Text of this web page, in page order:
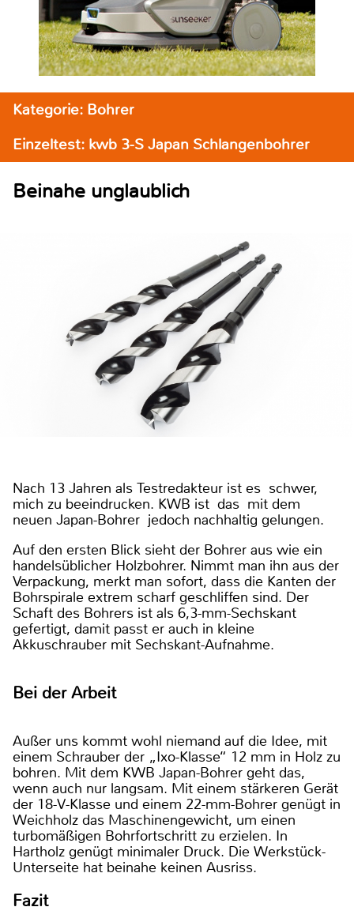
Kategorie: Bohrer
Einzeltest: kwb 3-S Japan Schlangenbohrer
Beinahe unglaublich
Nach 13 Jahren als Testredakteur ist es schwer,
mich zu beeindrucken. KWB ist das mit dem
neuen Japan-Bohrer jedoch nachhaltig gelungen.
Auf den ersten Blick sieht der Bohrer aus wie ein
handelsüblicher Holzbohrer. Nimmt man ihn aus der
Verpackung, merkt man sofort, dass die Kanten der
Bohrspirale extrem scharf geschliffen sind. Der
Schaft des Bohrers ist als 6,3-mm-Sechskant
gefertigt, damit passt er auch in kleine
Akkuschrauber mit Sechskant-Aufnahme.
Bei der Arbeit
Außer uns kommt wohl niemand auf die Idee, mit
einem Schrauber der „Ixo-Klasse“ 12 mm in Holz zu
bohren. Mit dem KWB Japan-Bohrer geht das,
wenn auch nur langsam. Mit einem stärkeren Gerät
der 18-V-Klasse und einem 22-mm-Bohrer genügt in
Weichholz das Maschinengewicht, um einen
turbomäßigen Bohrfortschritt zu erzielen. In
Hartholz genügt minimaler Druck. Die Werkstück-
Unterseite hat beinahe keinen Ausriss.
Fazit